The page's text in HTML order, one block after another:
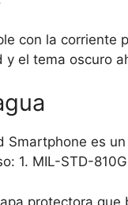
con la
y el tema oscuro
Smartphone es
1. MIL-STD-
protectora